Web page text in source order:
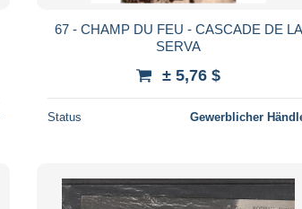
67 - CHAMP DU FEU - CASCADE DE LA
SERVA
± 5,76 $
Status Gewerblicher